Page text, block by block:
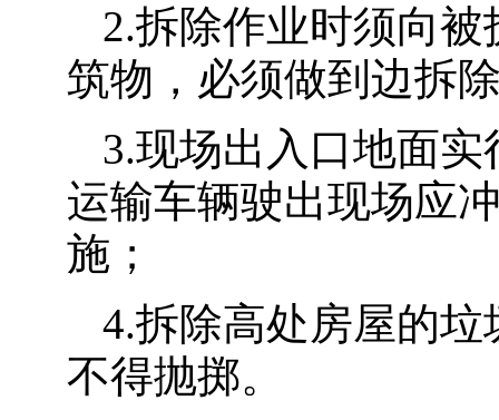
2.拆除作业时须向
筑物，必须做到边拆
3.现场出入口地面
运输车辆驶出现场应
施；
4.拆除高处房屋的
不得抛掷。